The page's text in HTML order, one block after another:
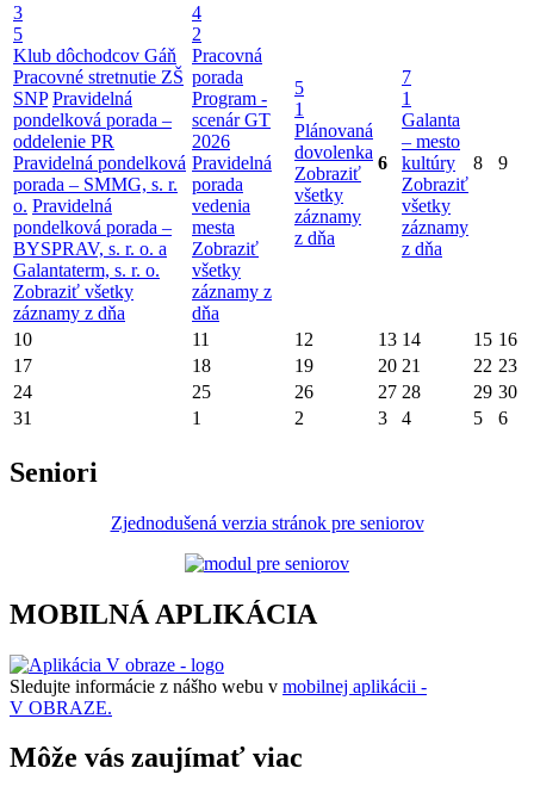
3
5
Klub dôchodcov Gáň
Pracovné stretnutie ZŠ
SNP Pravidelná
pondelková porada –
oddelenie PR
Pravidelná pondelková
porada – SMMG, s. r.
o. Pravidelná
pondelková porada –
BYSPRAV, s. r. o. a
Galantaterm, s. r. o.
Zobraziť všetky
záznamy z dňa
4
2
Pracovná
porada
Program -
scenár GT
2026
Pravidelná
porada
vedenia
mesta
Zobraziť
všetky
záznamy z
dňa
5
1
Plánovaná
dovolenka
Zobraziť
všetky
záznamy
z dňa
6
7
1
Galanta
– mesto
kultúry
Zobraziť
všetky
záznamy
z dňa
8 9
10 11 12 13 14 15 16
17
18 19 20 21 22 23
24
25 26 27 28 29 30
31
1 2 3 4 5 6
Seniori
Zjednodušená verzia stránok pre seniorov
MOBILNÁ APLIKÁCIA
Sledujte informácie z nášho webu v mobilnej aplikácii -
V OBRAZE.
Môže vás zaujímať viac